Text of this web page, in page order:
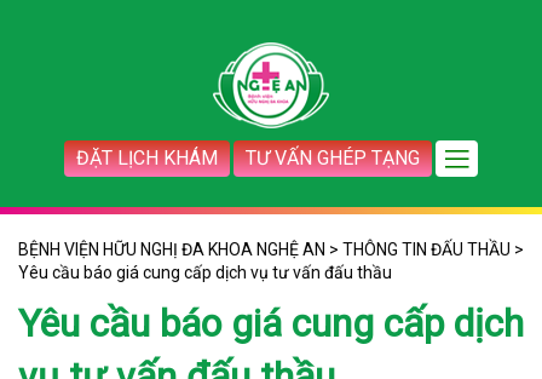
ĐẶT LỊCH KHÁM TƯ VẤN GHÉP TẠNG
BỆNH VIỆN HỮU NGHỊ ĐA KHOA NGHỆ AN > THÔNG TIN ĐẤU THẦU >
Yêu cầu báo giá cung cấp dịch vụ tư vấn đấu thầu
Yêu cầu báo giá cung cấp dịch